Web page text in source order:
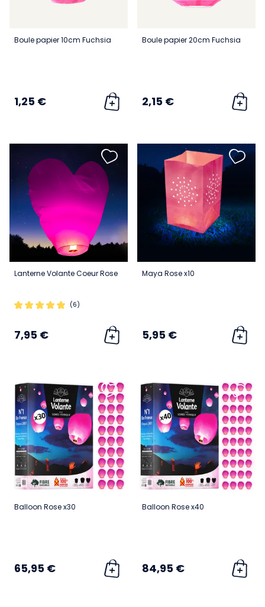
Boule papier 10cm Fuchsia
1,25 €
Boule papier 20cm Fuchsia
2,15 €
Lanterne Volante Coeur Rose
(6)
7,95 €
Maya Rose x10
5,95 €
Balloon Rose x30
65,95 €
Balloon Rose x40
84,95 €